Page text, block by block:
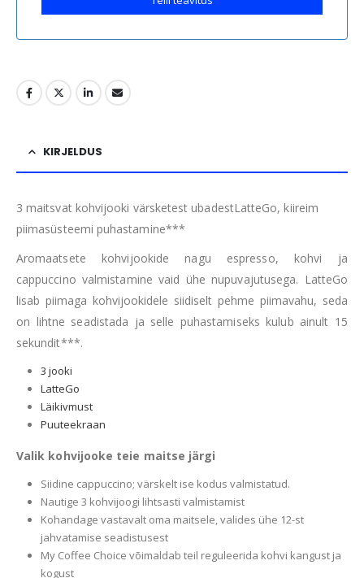
KIRJELDUS
3 maitsvat kohvijooki värsketest ubadestLatteGo, kiireim
piimasüsteemi puhastamine***
Aromaatsete kohvijookide nagu espresso, kohvi ja
cappuccino valmistamine vaid ühe nupuvajutusega. LatteGo
lisab piimaga kohvijookidele siidiselt pehme piimavahu, seda
on lihtne seadistada ja selle puhastamiseks kulub ainult 15
sekundit***.
3 jooki
LatteGo
Läikivmust
Puuteekraan
Valik kohvijooke teie maitse järgi
Siidine cappuccino; värskelt ise kodus valmistatud.
Nautige 3 kohvijoogi lihtsasti valmistamist
Kohandage vastavalt oma maitsele, valides ühe 12-st
jahvatamise seadistusest
My Coffee Choice võimaldab teil reguleerida kohvi kangust ja
kogust